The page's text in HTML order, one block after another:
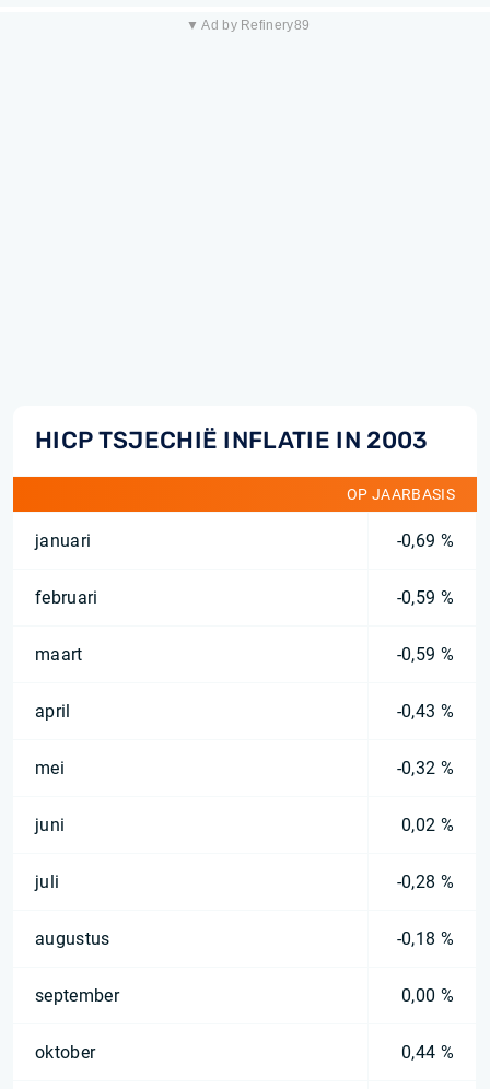
▼ Ad by Refinery89
HICP TSJECHIË INFLATIE IN 2003
OP JAARBASIS
januari -0,69 %
februari -0,59 %
maart -0,59 %
april -0,43 %
mei -0,32 %
juni 0,02 %
juli -0,28 %
augustus -0,18 %
september 0,00 %
oktober 0,44 %